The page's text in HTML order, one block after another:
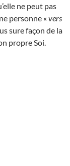
ne peut pas
personne « vers
sure façon de la
propre Soi.